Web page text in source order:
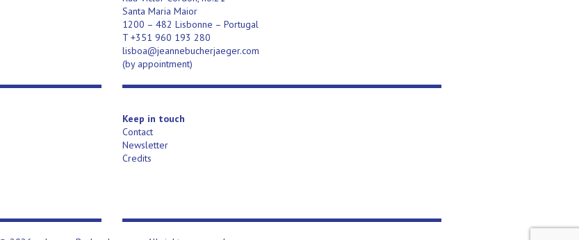
Santa Maria Maior
1200 – 482 Lisbonne – Portugal
T +351 960 193 280
lisboa@jeannebucherjaeger.com
(by appointment)
Keep in touch
Contact
Newsletter
Credits